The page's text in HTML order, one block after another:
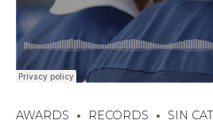
AWARDS RECORDS SIN